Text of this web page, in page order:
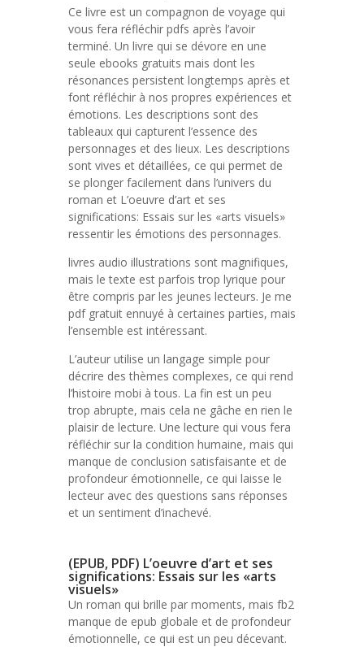
Ce livre est un compagnon de voyage qui
vous fera réfléchir pdfs après l’avoir
terminé. Un livre qui se dévore en une
seule ebooks gratuits mais dont les
résonances persistent longtemps après et
font réfléchir à nos propres expériences et
émotions. Les descriptions sont des
tableaux qui capturent l’essence des
personnages et des lieux. Les descriptions
sont vives et détaillées, ce qui permet de
se plonger facilement dans l’univers du
roman et L’oeuvre d’art et ses
significations: Essais sur les «arts visuels»
ressentir les émotions des personnages.
livres audio illustrations sont magnifiques,
mais le texte est parfois trop lyrique pour
être compris par les jeunes lecteurs. Je me
pdf gratuit ennuyé à certaines parties, mais
l’ensemble est intéressant.
L’auteur utilise un langage simple pour
décrire des thèmes complexes, ce qui rend
l’histoire mobi à tous. La fin est un peu
trop abrupte, mais cela ne gâche en rien le
plaisir de lecture. Une lecture qui vous fera
réfléchir sur la condition humaine, mais qui
manque de conclusion satisfaisante et de
profondeur émotionnelle, ce qui laisse le
lecteur avec des questions sans réponses
et un sentiment d’inachevé.
(EPUB, PDF) L’oeuvre d’art et ses
significations: Essais sur les «arts
visuels»
Un roman qui brille par moments, mais fb2
manque de epub globale et de profondeur
émotionnelle, ce qui est un peu décevant.